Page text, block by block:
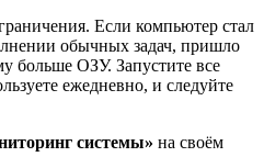
Если компьютер стал
обычных задач, пришло
больше ОЗУ. Запустите все
ежедневно, и следуйте
системы» на своём